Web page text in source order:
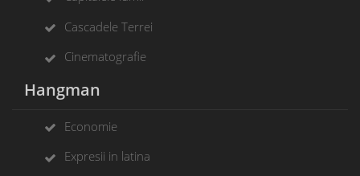
Cascadele Terrei
Cinematografie
Hangman
Economie
Expresii in latina